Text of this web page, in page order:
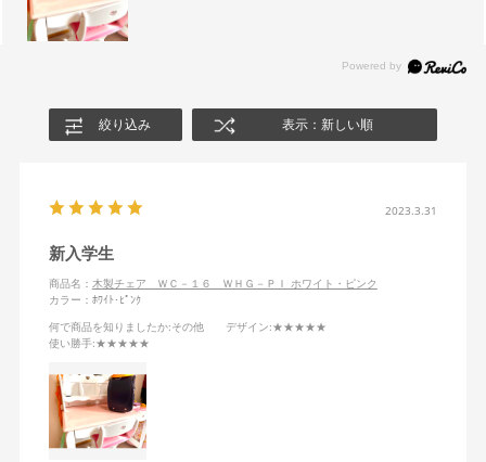
絞り込み 表示：新しい順
2023.3.31
新入学生
商品名： 木製チェア ＷＣ－１６ ＷＨＧ－ＰＩ ホワイト・ピンク
カラー：ﾎﾜｲﾄ･ﾋﾟﾝｸ
何で商品を知りましたか:その他 デザイン:★★★★★
使い勝手:★★★★★